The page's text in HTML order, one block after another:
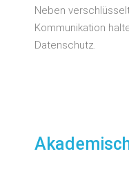
Neben
Kommunikation
Datenschutz.